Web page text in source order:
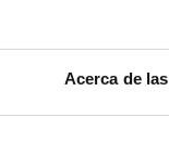
Acerca de